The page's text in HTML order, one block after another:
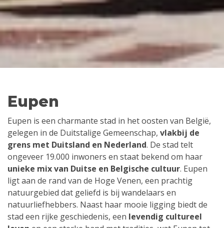
Eupen
Eupen is een charmante stad in het oosten van België,
gelegen in de Duitstalige Gemeenschap, vlakbij de
grens met Duitsland en Nederland. De stad telt
ongeveer 19.000 inwoners en staat bekend om haar
unieke mix van Duitse en Belgische cultuur. Eupen
ligt aan de rand van de Hoge Venen, een prachtig
natuurgebied dat geliefd is bij wandelaars en
natuurliefhebbers. Naast haar mooie ligging biedt de
stad een rijke geschiedenis, een levendig cultureel